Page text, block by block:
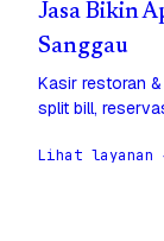
Jasa Bikin
Sanggau
Kasir restoran
split bill,
Lihat layanan